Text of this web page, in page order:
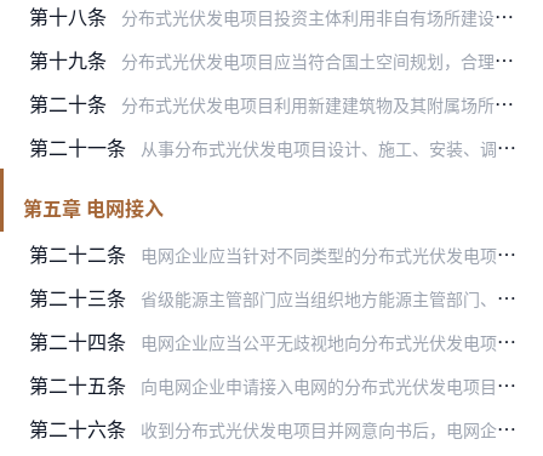
第十八条 分布式光伏发电项目投资主体利用非自有场所建设分布式光伏发电的，应当与建设场所所有权人签订使用或者租用协议，可视经营方式与位于建设场所内的电力用户签订合同能源管理…
第十九条 分布式光伏发电项目应当符合国土空间规划，合理布置光伏组件朝向、倾角与高度。利用建筑物及其附属场所建设的，应当满足建筑物结构安全、消防、防水、防风、防冰雪、防雷等…
第二十条 分布式光伏发电项目利用新建建筑物及其附属场所的，鼓励在建筑物规划设计、施工建设等阶段统筹考虑安装需求，一并办理规划许可等手续；利用既有建筑物及其附属场所的，可按…
第二十一条 从事分布式光伏发电项目设计、施工、安装、调试等环节的主体应当满足相应资质要求。分布式光伏发电项目建设应当严格执行设备、建设工程、安全生产等相关管理规定和标准规范…
第五章 电网接入
第二十二条
电网企业应当针对不同类型的分布式光伏发电项目制定差异化接入电网工作制度，合理优化或者简化工作流程，及时公布可开放容量、技术标准规范等信息，提供“一站式”办理服务…
第二十三条 省级能源主管部门应当组织地方能源主管部门、电网企业及其调度机构等有关单位按照相关标准规范开展分布式光伏发电接入电网承载力及提升措施评估，基于分布式光伏发电规模、…
第二十四条 电网企业应当公平无歧视地向分布式光伏发电项目投资主体提供电网接入服务，不得从事下列行为：（一）无正当理由拒绝项目投资主体提出的接入申请，或者拖延接入系统；（二）…
第二十五条 向电网企业申请接入电网的分布式光伏发电项目应当满足相关规划和政策规定，按照有关要求向电网企业提交并网意向书、项目投资主体资格证明、发电地址权属证明等相关材料。
第二十六条 收到分布式光伏发电项目并网意向书后，电网企业应当于2个工作日内给予书面回复。分布式光伏发电项目并网意向书的内容完整性和规范性符合相关要求的，电网企业应当出具受理…